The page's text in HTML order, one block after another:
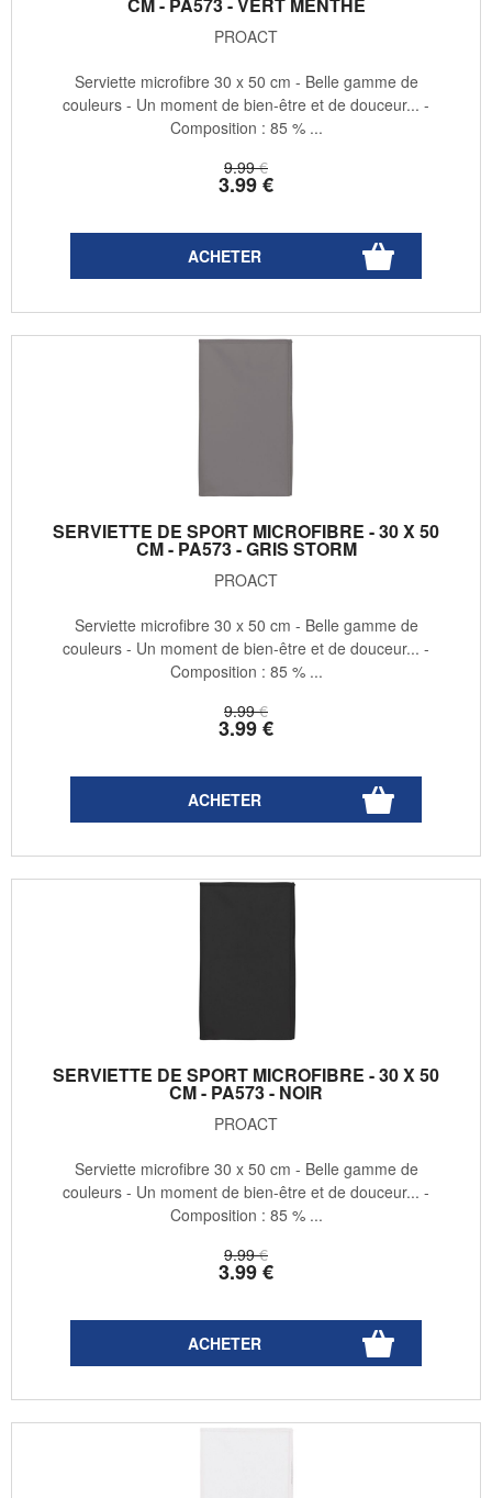
PROACT
9.99 €
3.99€
Serviette microfibre 30 x 50 cm - Belle gamme de
couleurs - Un moment de bien-être et de douceur... -
Composition : 85 % ...
SERVIETTE DE SPORT MICROFIBRE - 30 X 50
CM - PA573 - GRIS STORM
PROACT
9.99 €
3.99€
Serviette microfibre 30 x 50 cm - Belle gamme de
couleurs - Un moment de bien-être et de douceur... -
Composition : 85 % ...
SERVIETTE DE SPORT MICROFIBRE - 30 X 50
CM - PA573 - NOIR
PROACT
9.99 €
3.99€
Serviette microfibre 30 x 50 cm - Belle gamme de
couleurs - Un moment de bien-être et de douceur... -
Composition : 85 % ...